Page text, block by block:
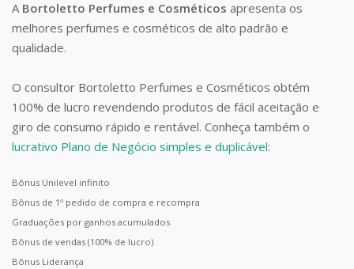
A Bortoletto Perfumes e Cosméticos apresenta os
melhores perfumes e cosméticos de alto padrão e
qualidade.
O consultor Bortoletto Perfumes e Cosméticos obtém
100% de lucro revendendo produtos de fácil aceitação e
giro de consumo rápido e rentável. Conheça também o
lucrativo Plano de Negócio simples e duplicável:
Bônus Unilevel infinito
Bônus de 1º pedido de compra e recompra
Graduações por ganhos acumulados
Bônus de vendas (100% de lucro)
Bônus Liderança